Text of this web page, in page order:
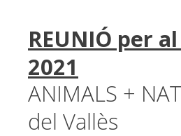
REUNIÓ per
2021
ANIMALS +
del Vallès